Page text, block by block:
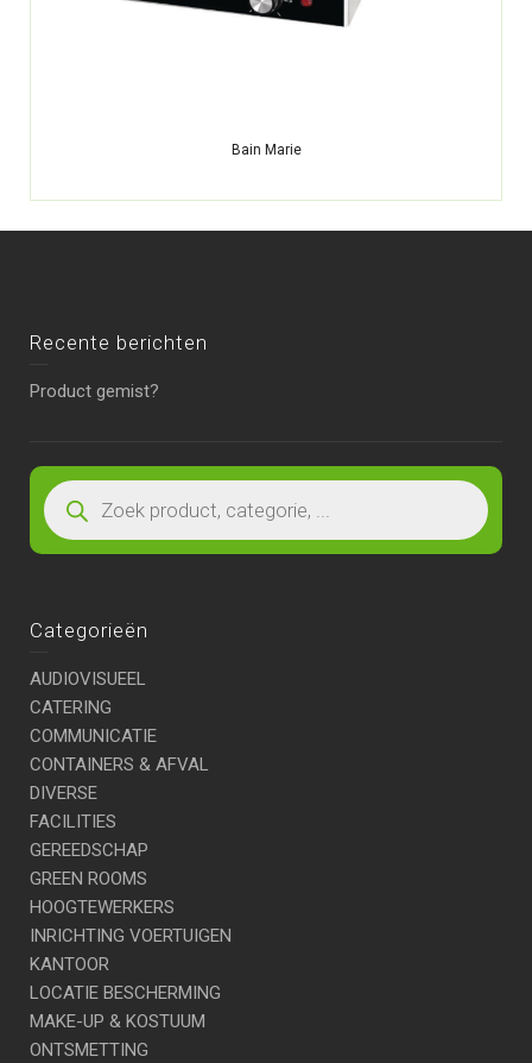
Bain Marie
Recente berichten
Product gemist?
Categorieën
AUDIOVISUEEL
CATERING
COMMUNICATIE
CONTAINERS & AFVAL
DIVERSE
FACILITIES
GEREEDSCHAP
GREEN ROOMS
HOOGTEWERKERS
INRICHTING VOERTUIGEN
KANTOOR
LOCATIE BESCHERMING
MAKE-UP & KOSTUUM
ONTSMETTING